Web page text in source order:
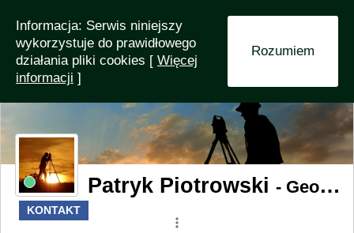
KONTAKT
Patryk Piotrowski - Geodeta
more_vert
Informacja: Serwis niniejszy
wykorzystuje do prawidłowego
działania pliki cookies [ Więcej
informacji ]
Rozumiem